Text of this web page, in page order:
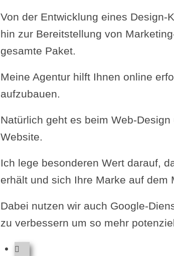
Von der Entwicklung eines Design-
hin zur Bereitstellung von
gesamte Paket.
Meine Agentur hilft Ihnen online
aufzubauen.
Natürlich geht es beim Web-
Website.
Ich lege besonderen Wert darauf,
erhält und sich Ihre Marke auf dem
Dabei nutzen wir auch Google-
zu verbessern um so mehr